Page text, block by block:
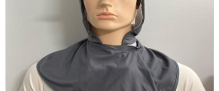
Quy cách đóng gói của sản phảm Nón Thủy Sản-Nón Thực
Phẩm .. 2 cái 1 bịch, 1 thùng 100 cái.
Sản phẩm Nón Thủy Sản -Nón Thực Phẩm của Việt An bảo
quản thoáng mát, không ẩm ướt .
Đường kim mũi chỉ may chắc chắn, đẹp, bền dễ sử dụng thoải
mái phù hợp cho mọi vóc dáng đầu của người Châu Á